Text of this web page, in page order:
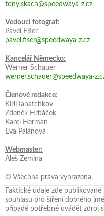
tony.skach@speedwaya-z.cz
Vedoucí fotograf:
Pavel Fišer
pavel.fiser@speedwaya-z.cz
Kancelář Německo:
Werner Schauer
werner.schauer@speedwaya-
Členové redakce:
Kiril Ianatchkov
Zdeněk Hrbáček
Karel Herman
Eva Palánová
Webmaster:
Aleš Zemina
© Všechna práva vyhrazena.
Faktické údaje zde
souhlasu pro šíření dobrého
případě potřebné uvádět zdroj